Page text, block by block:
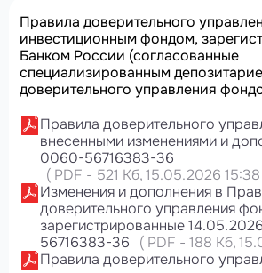
Правила доверительного
инвестиционным фондом,
Банком России (согласованные
специализированным
доверительного управления
Правила доверительного
внесенными изменениями и
0060-56716383-36
( PDF - 521 Кб, 15.05.2026 15:38
Изменения и дополнения в
доверительного управления
зарегистрированные
56716383-36
( PDF - 188 Кб,
Правила доверительного